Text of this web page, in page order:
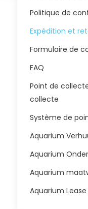
Politique de
Expédition et
Formulaire de
FAQ
Point de
collecte
Système de
Aquarium
Aquarium
Aquarium
Aquarium Lease